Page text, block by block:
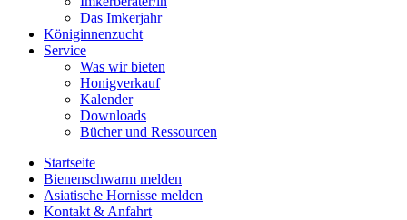
Das Imkerjahr
Königinnenzucht
Service
Was wir bieten
Honigverkauf
Kalender
Downloads
Bücher und Ressourcen
Startseite
Bienenschwarm melden
Asiatische Hornisse melden
Kontakt & Anfahrt